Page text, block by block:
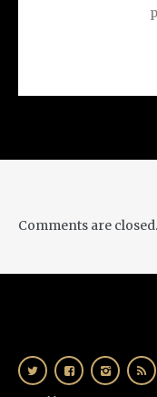
Comments are closed.